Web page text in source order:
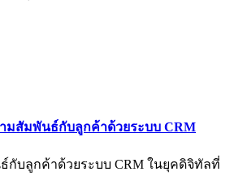
มสัมพันธ์กับลูกค้าด้วยระบบ CRM
กับลูกค้าด้วยระบบ CRM ในยุคดิจิทัลที่